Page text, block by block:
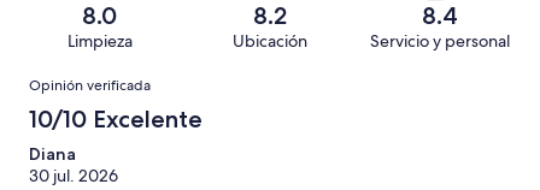
opiniones
opiniones
de
236
opiniones
Basada
14
de
opiniones
Terrible.
Basada
de
236
8.0
Limpieza
8.2
Ubicación
8.4
Servicio y personal
Opiniones
Opinión verificada
10/10 Excelente
Diana
30 jul. 2026